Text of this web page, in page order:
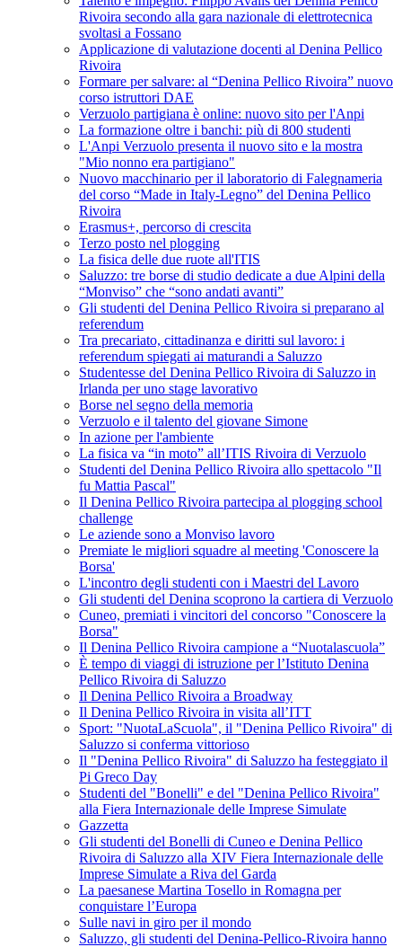
Rivoira secondo alla gara nazionale di elettrotecnica
svoltasi a Fossano
Applicazione di valutazione docenti al Denina Pellico
Rivoira
Formare per salvare: al “Denina Pellico Rivoira” nuovo
corso istruttori DAE
Verzuolo partigiana è online: nuovo sito per l'Anpi
La formazione oltre i banchi: più di 800 studenti
L'Anpi Verzuolo presenta il nuovo sito e la mostra
"Mio nonno era partigiano"
Nuovo macchinario per il laboratorio di Falegnameria
del corso “Made in Italy-Legno” del Denina Pellico
Rivoira
Erasmus+, percorso di crescita
Terzo posto nel plogging
La fisica delle due ruote all'ITIS
Saluzzo: tre borse di studio dedicate a due Alpini della
“Monviso” che “sono andati avanti”
Gli studenti del Denina Pellico Rivoira si preparano al
referendum
Tra precariato, cittadinanza e diritti sul lavoro: i
referendum spiegati ai maturandi a Saluzzo
Studentesse del Denina Pellico Rivoira di Saluzzo in
Irlanda per uno stage lavorativo
Borse nel segno della memoria
Verzuolo e il talento del giovane Simone
In azione per l'ambiente
La fisica va “in moto” all’ITIS Rivoira di Verzuolo
Studenti del Denina Pellico Rivoira allo spettacolo "Il
fu Mattia Pascal"
Il Denina Pellico Rivoira partecipa al plogging school
challenge
Le aziende sono a Monviso lavoro
Premiate le migliori squadre al meeting 'Conoscere la
Borsa'
L'incontro degli studenti con i Maestri del Lavoro
Gli studenti del Denina scoprono la cartiera di Verzuolo
Cuneo, premiati i vincitori del concorso "Conoscere la
Borsa"
Il Denina Pellico Rivoira campione a “Nuotalascuola”
È tempo di viaggi di istruzione per l’Istituto Denina
Pellico Rivoira di Saluzzo
Il Denina Pellico Rivoira a Broadway
Il Denina Pellico Rivoira in visita all’ITT
Sport: "NuotaLaScuola", il "Denina Pellico Rivoira" di
Saluzzo si conferma vittorioso
Il "Denina Pellico Rivoira" di Saluzzo ha festeggiato il
Pi Greco Day
Studenti del "Bonelli" e del "Denina Pellico Rivoira"
alla Fiera Internazionale delle Imprese Simulate
Gazzetta
Gli studenti del Bonelli di Cuneo e Denina Pellico
Rivoira di Saluzzo alla XIV Fiera Internazionale delle
Imprese Simulate a Riva del Garda
La paesanese Martina Tosello in Romagna per
conquistare l’Europa
Sulle navi in giro per il mondo
Saluzzo, gli studenti del Denina-Pellico-Rivoira hanno